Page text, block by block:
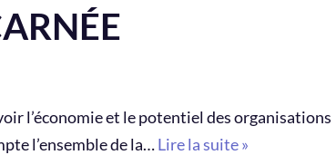
l’économie et le potentiel des organisations
l’ensemble de la…Lire la suite »